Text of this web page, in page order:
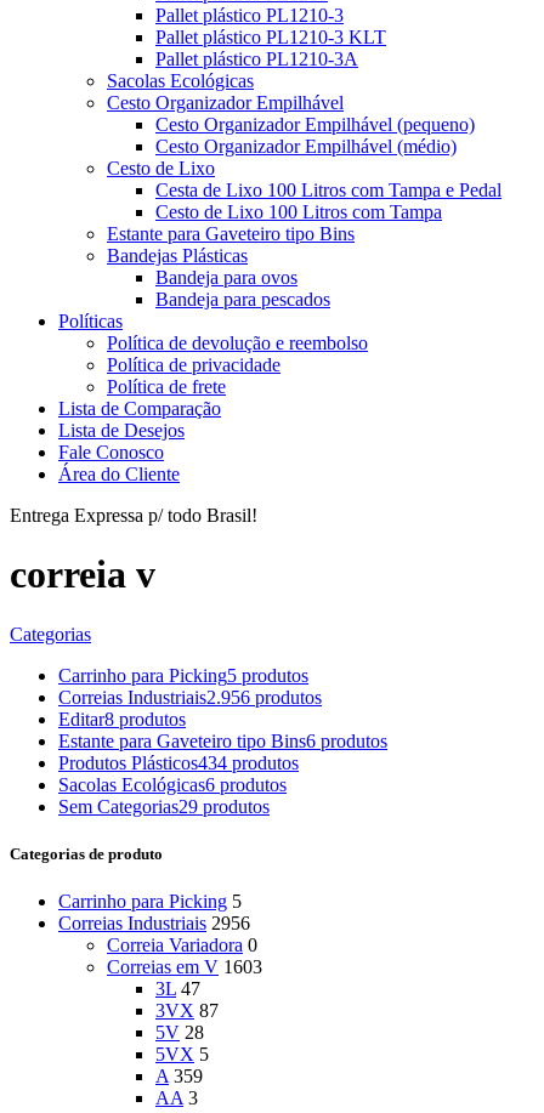
Pallet plástico PL1210-3
Pallet plástico PL1210-3 KLT
Pallet plástico PL1210-3A
Sacolas Ecológicas
Cesto Organizador Empilhável
Cesto Organizador Empilhável (pequeno)
Cesto Organizador Empilhável (médio)
Cesto de Lixo
Cesta de Lixo 100 Litros com Tampa e Pedal
Cesto de Lixo 100 Litros com Tampa
Estante para Gaveteiro tipo Bins
Bandejas Plásticas
Bandeja para ovos
Bandeja para pescados
Políticas
Política de devolução e reembolso
Política de privacidade
Política de frete
Lista de Comparação
Lista de Desejos
Fale Conosco
Área do Cliente
Entrega Expressa p/ todo Brasil!
correia v
Categorias
Carrinho para Picking5 produtos
Correias Industriais2.956 produtos
Editar8 produtos
Estante para Gaveteiro tipo Bins6 produtos
Produtos Plásticos434 produtos
Sacolas Ecológicas6 produtos
Sem Categorias29 produtos
Categorias de produto
Carrinho para Picking 5
Correias Industriais 2956
Correia Variadora 0
Correias em V 1603
3L 47
3VX 87
5V 28
5VX 5
A 359
AA 3